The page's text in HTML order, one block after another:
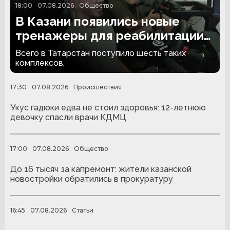
18:00 07.08.2026 Общество
В Казани появились новые
тренажеры для реабилитации
людей с ампутациями
Всего в Татарстан поступило шесть таких
комплексов,
17:30 07.08.2026 Происшествия
Укус гадюки едва не стоил здоровья: 12-летнюю
девочку спасли врачи КДМЦ
17:00 07.08.2026 Общество
До 16 тысяч за капремонт: жители казанской
новостройки обратились в прокуратуру
16:45 07.08.2026 Статьи